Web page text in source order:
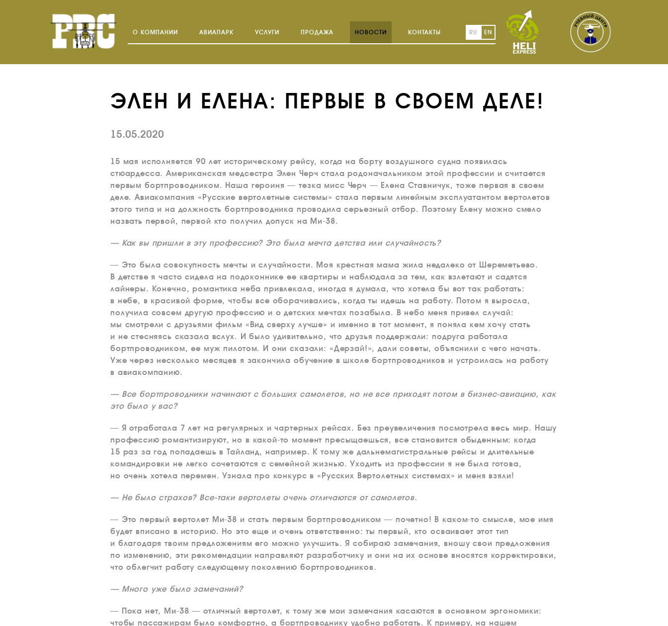
О КОМПАНИИ АВИАПАРК УСЛУГИ ПРОДАЖА НОВОСТИ КОНТАКТЫ RU EN
ЭЛЕН И ЕЛЕНА: ПЕРВЫЕ В СВОЕМ ДЕЛЕ!
15.05.2020
15 мая исполняется 90 лет историческому рейсу, когда на борту воздушного судна появилась
стюардесса. Американская медсестра Элен Черч стала родоначальником этой профессии и считается
первым бортпроводником. Наша героиня — тезка мисс Черч — Елена Ставничук, тоже первая в своем
деле. Авиакомпания «Русские вертолетные системы» стала первым линейным эксплуатантом вертолетов
этого типа и на должность бортпроводника проводила серьезный отбор. Поэтому Елену можно смело
назвать первой, первой кто получил допуск на Ми-38.
— Как вы пришли в эту профессию? Это была мечта детства или случайность?
— Это была совокупность мечты и случайности. Моя крестная мама жила недалеко от Шереметьево.
В детстве я часто сидела на подоконнике ее квартиры и наблюдала за тем, как взлетают и садятся
лайнеры. Конечно, романтика неба привлекала, иногда я думала, что хотела бы вот так работать:
в небе, в красивой форме, чтобы все оборачивались, когда ты идешь на работу. Потом я выросла,
получила совсем другую профессию и о детских мечтах позабыла. В небо меня привел случай:
мы смотрели с друзьями фильм «Вид сверху лучше» и именно в тот момент, я поняла кем хочу стать
и не стесняясь сказала вслух. И было удивительно, что друзья поддержали: подруга работала
бортпроводником, ее муж пилотом. И они сказали: «Дерзай!», дали советы, объяснили с чего начать.
Уже через несколько месяцев я закончила обучение в школе бортпроводников и устроилась на работу
в авиакомпанию.
— Все бортпроводники начинают с больших самолетов, но не все приходят потом в бизнес-авиацию, как
это было у вас?
— Я отработала 7 лет на регулярных и чартерных рейсах. Без преувеличения посмотрела весь мир. Нашу
профессию романтизируют, но в какой-то момент пресыщаешься, все становится обыденным: когда
15 раз за год попадаешь в Тайланд, например. К тому же дальнемагистральные рейсы и длительные
командировки не легко сочетаются с семейной жизнью. Уходить из профессии я не была готова,
но очень хотела перемен. Узнала про конкурс в «Русских Вертолетных системах» и меня взяли!
— Не было страхов? Все-таки вертолеты очень отличаются от самолетов.
— Это первый вертолет Ми-38 и стать первым бортпроводником — почетно! В каком-то смысле, мое имя
будет вписано в историю. Но это еще и очень ответственно: ты первый, кто осваивает этот тип
и благодаря твоим предложениям его можно улучшить. Я собираю замечания, вношу свои предложения
по изменению, эти рекомендации направляют разработчику и они на их основе вносятся корректировки,
что облегчит работу следующему поколению бортпроводников.
— Много уже было замечаний?
— Пока нет, Ми-38 — отличный вертолет, к тому же мои замечания касаются в основном эргономики:
чтобы пассажирам было комфортно, а бортпроводнику удобно работать. К примеру, на нашем